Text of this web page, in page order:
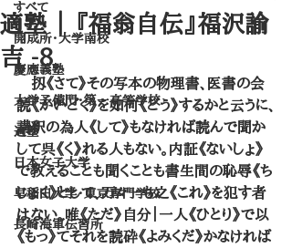
すべて
開成所・大学南校
慶應義塾
大学予備門・第一高等学校
適塾
日本女子大学
早稲田大学・東京専門学校
長崎海軍伝習所
適塾 ｜ ​『福翁自伝』福沢諭
吉 -8
扨《さて》その写本の物理書、医書の会
読《かいどく》を如何《どう》するかと云うに、
講釈の為人《して》もなければ読んで聞か
して呉《く》れる人もない。内証《ないしょ》
で教えることも聞くことも書生間の恥辱《ち
じょく》として、万々一も之《これ》を犯す者
はない。唯《ただ》自分｜一人《ひとり》で以
《もっ》てそれを読砕《よみくだ》かなければ